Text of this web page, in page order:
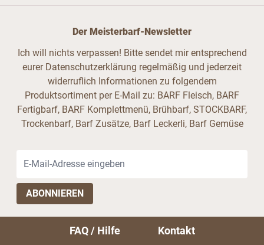
Der Meisterbarf-Newsletter
Ich will nichts verpassen! Bitte sendet mir entsprechend
eurer Datenschutzerklärung regelmäßig und jederzeit
widerruflich Informationen zu folgendem
Produktsortiment per E-Mail zu: BARF Fleisch, BARF
Fertigbarf, BARF Komplettmenü, Brühbarf, STOCKBARF,
Trockenbarf, Barf Zusätze, Barf Leckerli, Barf Gemüse
FAQ / Hilfe Kontakt